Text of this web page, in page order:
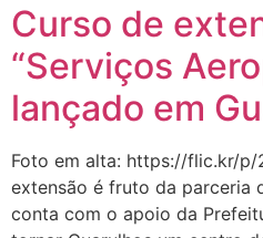
Curso de
“Serviços
lançado em
Foto em alta: https://flic.kr/p/
extensão é fruto da parceria
conta com o apoio da